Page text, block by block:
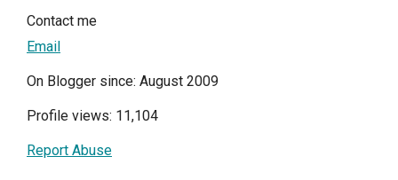
Contact me
Email
On Blogger since: August 2009
Profile views: 11,104
Report Abuse